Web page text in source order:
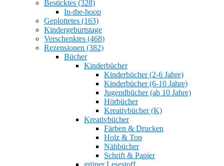
Besticktes (328)
In-the-hoop
Geplottetes (163)
Kindergeburtstage
Verschenktes (468)
Rezensionen (382)
Bücher
Kinderbücher
Kinderbücher (2-6 Jahre)
Kinderbücher (6-10 Jahre)
Jugendbücher (ab 10 Jahre)
Hörbücher
Kreativbücher (K)
Kreativbücher
Färben & Drucken
Holz & Ton
Nähbücher
Schrift & Papier
grüner Lesestoff